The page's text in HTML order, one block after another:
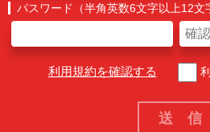
パスワード（半角英数6文字以上12文
利用規約を確認する